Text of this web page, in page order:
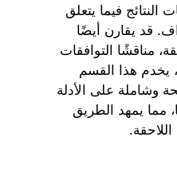
النتائج فيما يتعلق
قد يقارن أيضًا
مناقشًا التوافقات
يخدم هذا القسم
وشاملة على الأدلة
مما يمهد الطريق